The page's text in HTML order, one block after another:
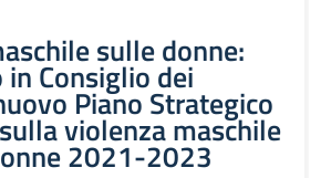
sulle donne:
Consiglio dei
Piano Strategico
violenza maschile
2021-2023